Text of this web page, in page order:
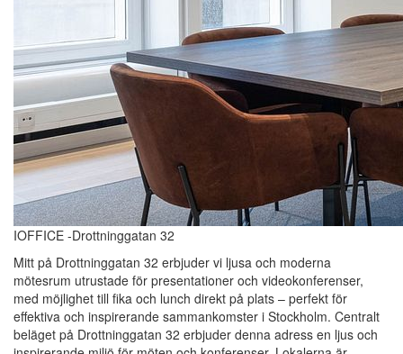
IOFFICE -Drottninggatan 32
Mitt på Drottninggatan 32 erbjuder vi ljusa och moderna
mötesrum utrustade för presentationer och videokonferenser,
med möjlighet till fika och lunch direkt på plats – perfekt för
effektiva och inspirerande sammankomster i Stockholm. Centralt
beläget på Drottninggatan 32 erbjuder denna adress en ljus och